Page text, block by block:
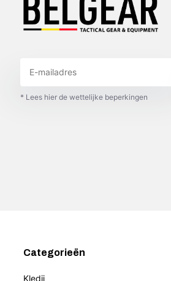
Très professionnel,
yeux fermés
* Lees hier de wettelijke beperkingen
Categorieën
Kledij